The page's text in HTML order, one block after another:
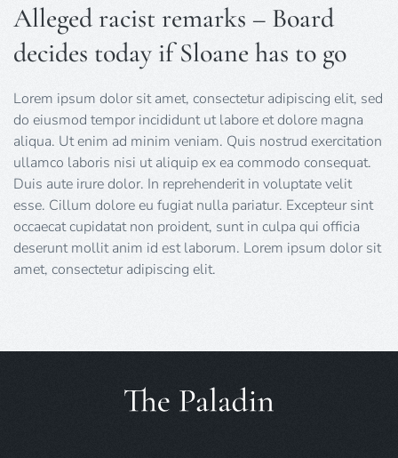
Alleged racist remarks – Board
decides today if Sloane has to go
Lorem ipsum dolor sit amet, consectetur adipiscing elit, sed
do eiusmod tempor incididunt ut labore et dolore magna
aliqua. Ut enim ad minim veniam. Quis nostrud exercitation
ullamco laboris nisi ut aliquip ex ea commodo consequat.
Duis aute irure dolor. In reprehenderit in voluptate velit
esse. Cillum dolore eu fugiat nulla pariatur. Excepteur sint
occaecat cupidatat non proident, sunt in culpa qui officia
deserunt mollit anim id est laborum. Lorem ipsum dolor sit
amet, consectetur adipiscing elit.